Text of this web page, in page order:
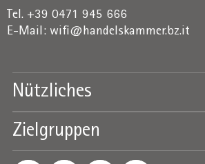
Tel. +39 0471 945 666
E-Mail: wifi@handelskammer.bz.it
Nützliches
Zielgruppen